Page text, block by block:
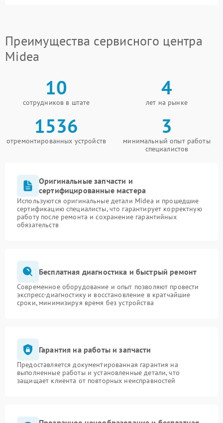
Преимущества сервисного центра
Midea
10
сотрудников в штате
4
лет на рынке
1536
отремонтированных устройств
3
минимальный опыт работы
специалистов
Оригинальные запчасти и
сертифицированные мастера
Используются оригинальные детали Midea и прошедшие
сертификацию специалисты, что гарантирует корректную
работу после ремонта и сохранение гарантийных
обязательств
Бесплатная диагностика и быстрый ремонт
Современное оборудование и опыт позволяют провести
экспресс-диагностику и восстановление в кратчайшие
сроки, минимизируя время без устройства
Гарантия на работы и запчасти
Предоставляется документированная гарантия на
выполненные работы и установленные детали, что
защищает клиента от повторных неисправностей